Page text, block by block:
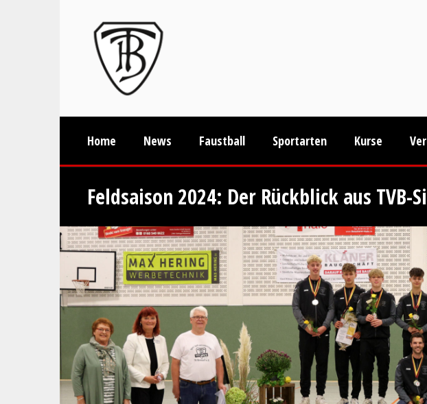
Home News Faustball Sportarten Kurse
Feldsaison 2024: Der Rückblick aus TVB-